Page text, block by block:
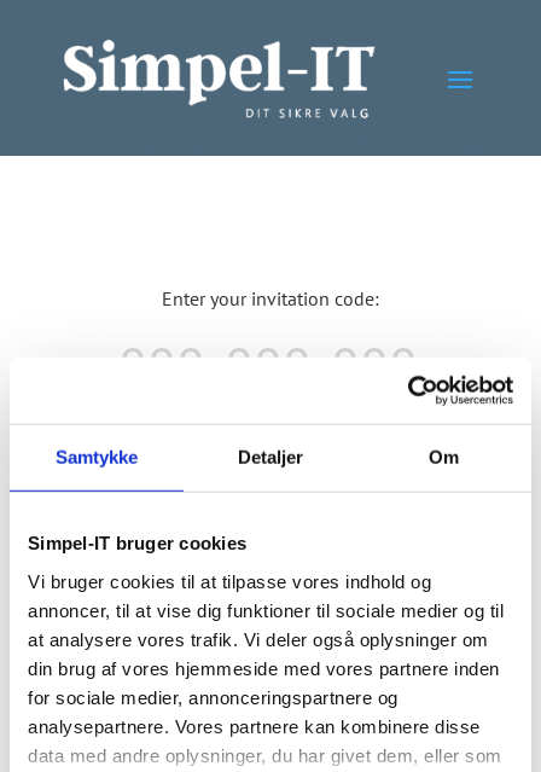
Samtykke Detaljer Om
Simpel-IT bruger cookies
Vi bruger cookies til at tilpasse vores indhold og
annoncer, til at vise dig funktioner til sociale medier og til
at analysere vores trafik. Vi deler også oplysninger om
din brug af vores hjemmeside med vores partnere inden
for sociale medier, annonceringspartnere og
analysepartnere. Vores partnere kan kombinere disse
data med andre oplysninger, du har givet dem, eller som